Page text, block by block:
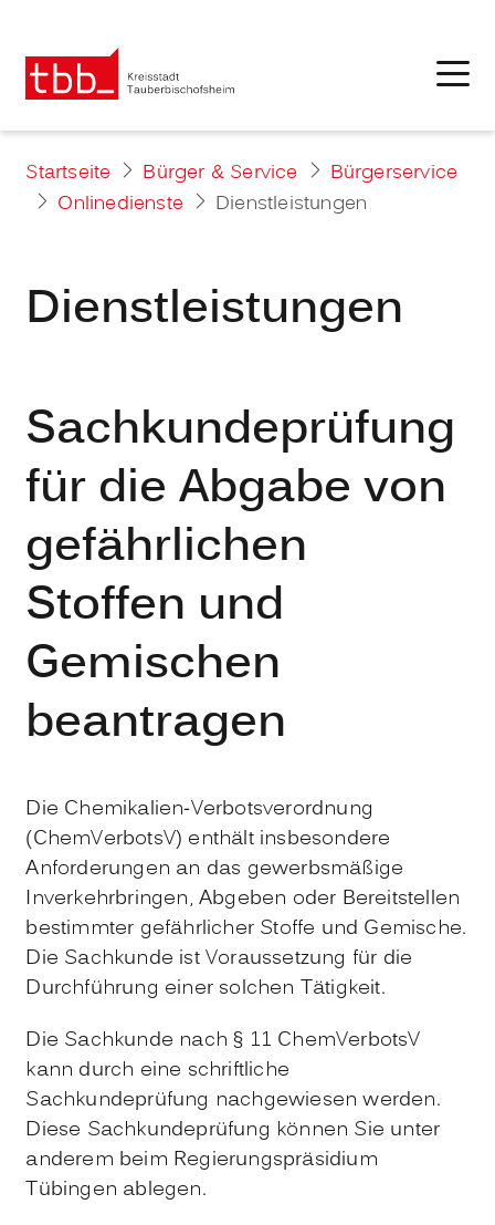
Startseite Bürger & Service
Bürgerservice
Onlinedienste
Dienstleistungen
Dienstleistungen
Sachkundeprüfung
für die Abgabe von
gefährlichen
Stoffen und
Gemischen
beantragen
Die Chemikalien-Verbotsverordnung
(ChemVerbotsV) enthält insbesondere
Anforderungen an das gewerbsmäßige
Inverkehrbringen, Abgeben oder Bereitstellen
bestimmter gefährlicher Stoffe und Gemische.
Die Sachkunde ist Voraussetzung für die
Durchführung einer solchen Tätigkeit.
Die Sachkunde nach § 11 ChemVerbotsV
kann durch eine schriftliche
Sachkundeprüfung nachgewiesen werden.
Diese Sachkundeprüfung können Sie unter
anderem beim Regierungspräsidium
Tübingen ablegen.